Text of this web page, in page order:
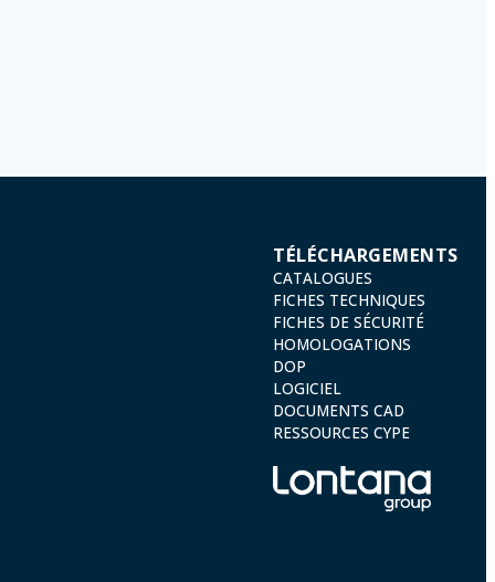
du 13 décembre sur la protection des données personnelles.
2016 (RGPD) en envoyant une lettre accompagnée d'une
TÉLÉCHARGEMENTS
CATALOGUES
FICHES TECHNIQUES
FICHES DE SÉCURITÉ
HOMOLOGATIONS
DOP
LOGICIEL
DOCUMENTS CAD
RESSOURCES CYPE